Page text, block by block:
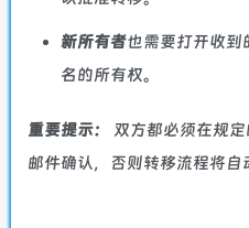
新所有者也需要打开收到
名的所有权。
重要提示：
双方都必须在规
邮件确认，否则转移流程将自